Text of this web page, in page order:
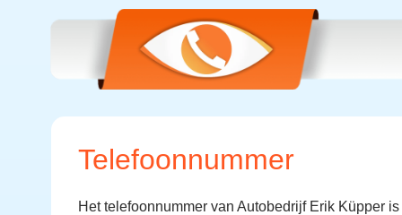
Telefoonnummer
Het telefoonnummer van Autobedrijf Erik Küpper is